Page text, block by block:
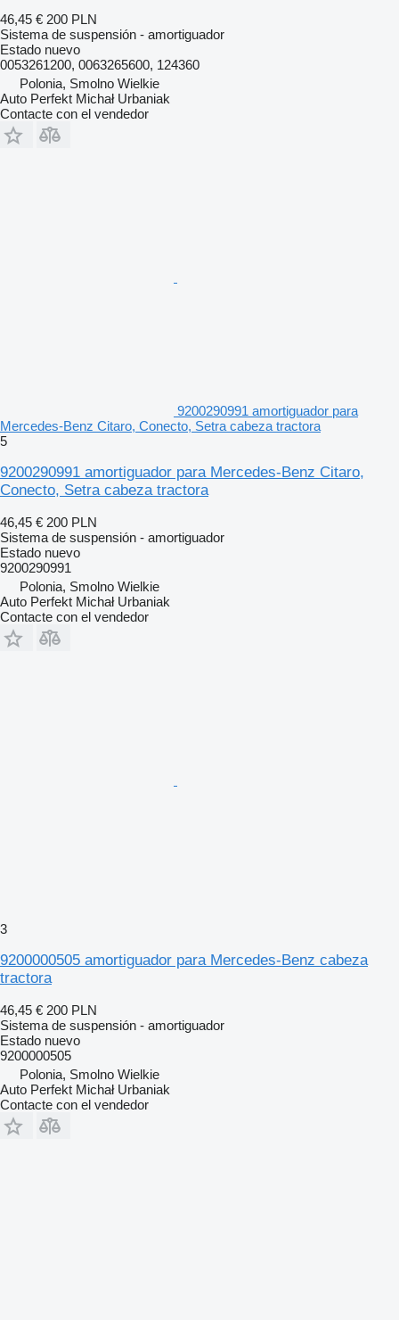
46,45 € 200 PLN
Sistema de suspensión - amortiguador
Estado nuevo
0053261200, 0063265600, 124360
Polonia, Smolno Wielkie
Auto Perfekt Michał Urbaniak
Contacte con el vendedor
9200290991 amortiguador para
Mercedes-Benz Citaro, Conecto, Setra cabeza tractora
5
9200290991 amortiguador para Mercedes-Benz Citaro,
Conecto, Setra cabeza tractora
46,45 € 200 PLN
Sistema de suspensión - amortiguador
Estado nuevo
9200290991
Polonia, Smolno Wielkie
Auto Perfekt Michał Urbaniak
Contacte con el vendedor
3
9200000505 amortiguador para Mercedes-Benz cabeza
tractora
46,45 € 200 PLN
Sistema de suspensión - amortiguador
Estado nuevo
9200000505
Polonia, Smolno Wielkie
Auto Perfekt Michał Urbaniak
Contacte con el vendedor